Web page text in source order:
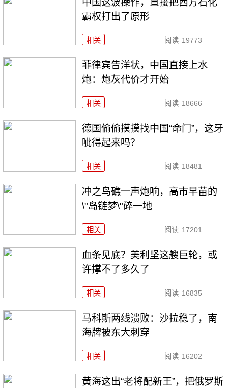
霸权打出了原形
相关 阅读 19773
菲律宾告洋状，中国直接上水
炮：炮灰代价才开始
相关 阅读 18666
德国偷偷摸摸找中国“命门”，这牙
呲得起来吗？
相关 阅读 18481
冲之鸟礁一声炮响，高市早苗的
\"岛链梦\"碎一地
相关 阅读 17201
血条见底？美利坚这艘巨轮，或
许撑不了多久了
相关 阅读 16835
马科斯两线溃败：沙拉稳了，南
海牌被东大刺穿
相关 阅读 16202
黄海这出“老将配新王”，把俄罗斯